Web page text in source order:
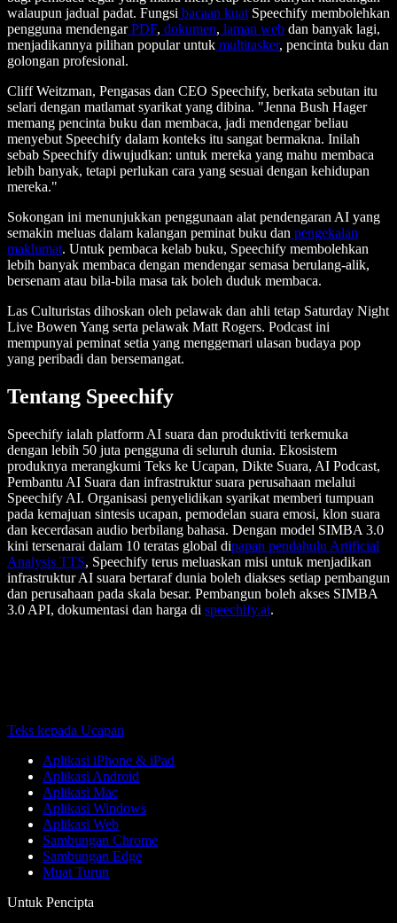
walaupun jadual padat. Fungsi bacaan kuat Speechify membolehkan
pengguna mendengar PDF, dokumen, laman web dan banyak lagi,
menjadikannya pilihan popular untuk multitasker, pencinta buku dan
golongan profesional.
Cliff Weitzman, Pengasas dan CEO Speechify, berkata sebutan itu
selari dengan matlamat syarikat yang dibina. "Jenna Bush Hager
memang pencinta buku dan membaca, jadi mendengar beliau
menyebut Speechify dalam konteks itu sangat bermakna. Inilah
sebab Speechify diwujudkan: untuk mereka yang mahu membaca
lebih banyak, tetapi perlukan cara yang sesuai dengan kehidupan
mereka."
Sokongan ini menunjukkan penggunaan alat pendengaran AI yang
semakin meluas dalam kalangan peminat buku dan pengekalan
maklumat. Untuk pembaca kelab buku, Speechify membolehkan
lebih banyak membaca dengan mendengar semasa berulang-alik,
bersenam atau bila-bila masa tak boleh duduk membaca.
Las Culturistas dihoskan oleh pelawak dan ahli tetap Saturday Night
Live Bowen Yang serta pelawak Matt Rogers. Podcast ini
mempunyai peminat setia yang menggemari ulasan budaya pop
yang peribadi dan bersemangat.
Tentang Speechify
Speechify ialah platform AI suara dan produktiviti terkemuka
dengan lebih 50 juta pengguna di seluruh dunia. Ekosistem
produknya merangkumi Teks ke Ucapan, Dikte Suara, AI Podcast,
Pembantu AI Suara dan infrastruktur suara perusahaan melalui
Speechify AI. Organisasi penyelidikan syarikat memberi tumpuan
pada kemajuan sintesis ucapan, pemodelan suara emosi, klon suara
dan kecerdasan audio berbilang bahasa. Dengan model SIMBA 3.0
kini tersenarai dalam 10 teratas global dipapan pendahulu Artificial
Analysis TTS, Speechify terus meluaskan misi untuk menjadikan
infrastruktur AI suara bertaraf dunia boleh diakses setiap pembangun
dan perusahaan pada skala besar. Pembangun boleh akses SIMBA
3.0 API, dokumentasi dan harga di speechify.ai.
Teks kepada Ucapan
Aplikasi iPhone & iPad
Aplikasi Android
Aplikasi Mac
Aplikasi Windows
Aplikasi Web
Sambungan Chrome
Sambungan Edge
Muat Turun
Untuk Pencipta